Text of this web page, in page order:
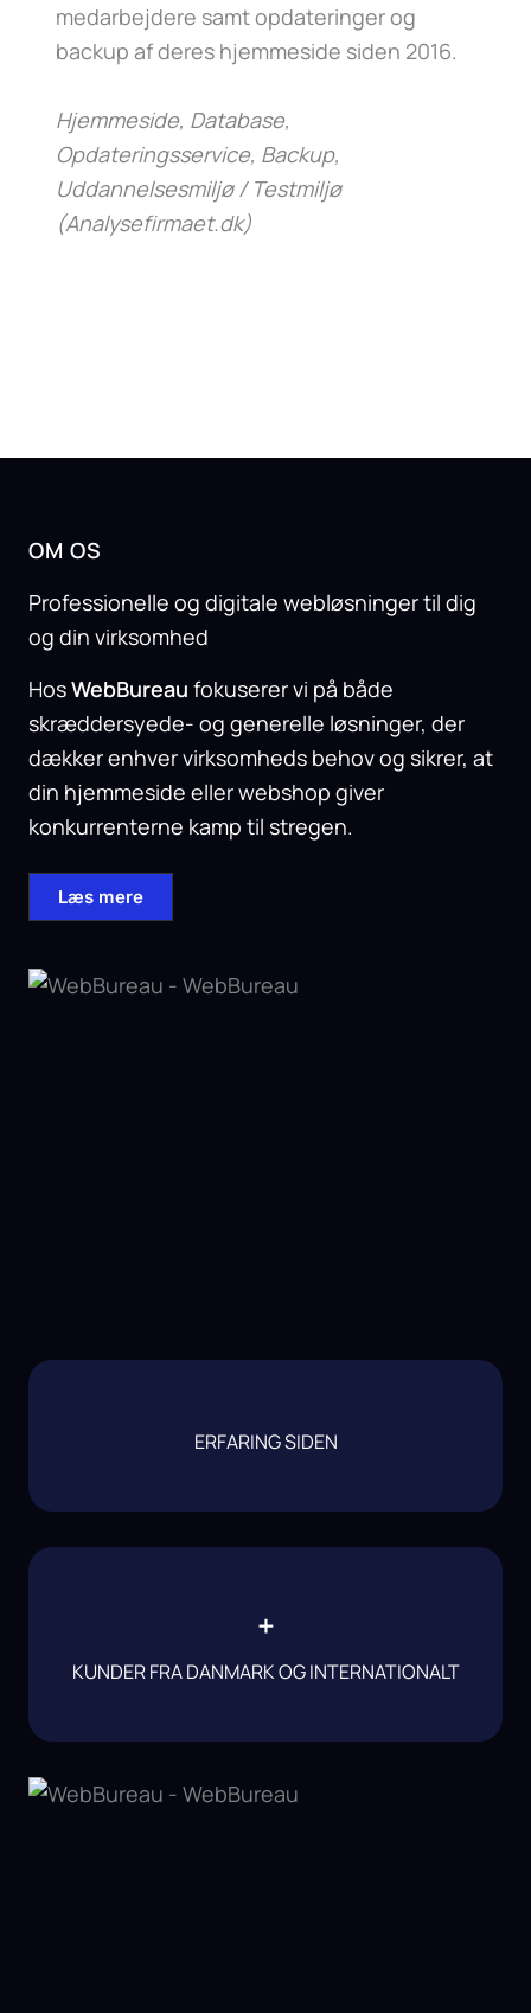
medarbejdere samt opdateringer og
backup af deres hjemmeside siden 2016.
Hjemmeside, Database,
Opdateringsservice, Backup,
Uddannelsesmiljø / Testmiljø
(Analysefirmaet.dk)
OM OS
Professionelle og digitale webløsninger til dig
og din virksomhed
HosWebBureau fokuserer vi på både
skræddersyede- og generelle løsninger, der
dækker enhver virksomheds behov og sikrer, at
din hjemmeside eller webshop giver
konkurrenterne kamp til stregen.
Læs mere
ERFARING SIDEN
+
KUNDER FRA DANMARK OG INTERNATIONALT